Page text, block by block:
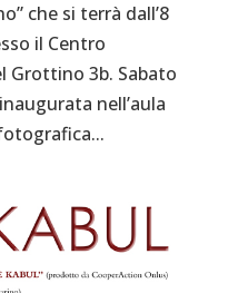
che si terrà dall’8
il Centro
Grottino 3b. Sabato
nell’aula